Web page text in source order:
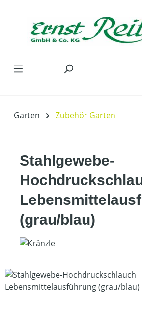
Garten Zubehör Garten
Stahlgewebe-
(grau/blau)
Bildergalerie überspringen